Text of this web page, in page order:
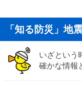
「知る防災」地
いざという
確かな情報